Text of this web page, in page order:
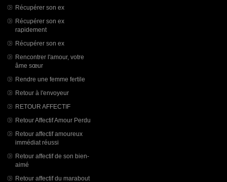
Récupérer son ex
Récupérer son ex
rapidement
Récupérer son ex
Rencontrer l'amour, votre
âme sœur
Rendre une femme fertile
Retour à l'envoyeur
RETOUR AFFECTIF
Retour Affectif Amour Perdu
Retour affectif amoureux
immédiat réussi
Retour affectif de son bien-
aimé
Retour affectif du marabout